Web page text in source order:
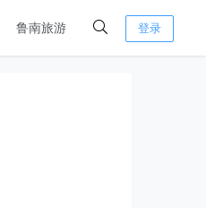
鲁南旅游 登录